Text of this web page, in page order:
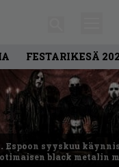
FESTARIKESÄ
Espoon syyskuu
black metalin